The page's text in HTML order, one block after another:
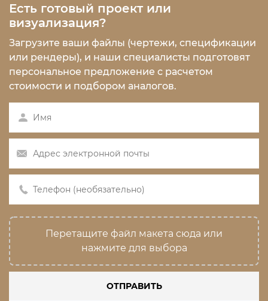
Есть готовый проект или
визуализация?
Загрузите ваши файлы (чертежи, спецификации
или рендеры), и наши специалисты подготовят
персональное предложение с расчетом
стоимости и подбором аналогов.
Перетащите файл макета сюда или
нажмите для выбора
ОТПРАВИТЬ